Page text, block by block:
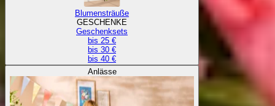
Blumensträuße
GESCHENKE
Geschenksets
bis 25 €
bis 30 €
bis 40 €
Anlässe